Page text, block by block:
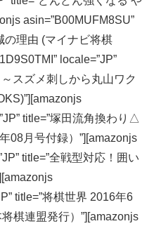
asin=”B00MUFM8SU”
の理由 (マイナビ将棋
locale=”JP”
スズメ刺しから丸山ワク
title=”塚田流角換わり△
08月号付録）”][amazonjs
title=”全戦型対応！囲い
title=”将棋世界 2016年6
棋連盟発行）”][amazonjs